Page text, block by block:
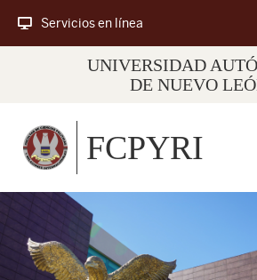
Servicios en línea
UNIVERSIDAD
DE NUEVO
FCPYRI